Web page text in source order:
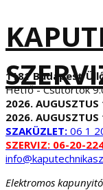
1181 Budapest
Hétfő - Csütörtök
2026.
2026.
SZAKÜZLET: 06 1
SZERVIZ: 06-20-
Elektromos